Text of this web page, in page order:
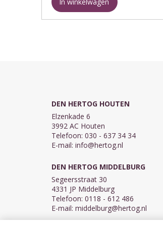
DEN HERTOG HOUTEN
Elzenkade 6
3992 AC Houten
Telefoon: 030 - 637 34 34
E-mail: info@hertog.nl
DEN HERTOG MIDDELBURG
Segeersstraat 30
4331 JP Middelburg
Telefoon: 0118 - 612 486
E-mail: middelburg@hertog.nl